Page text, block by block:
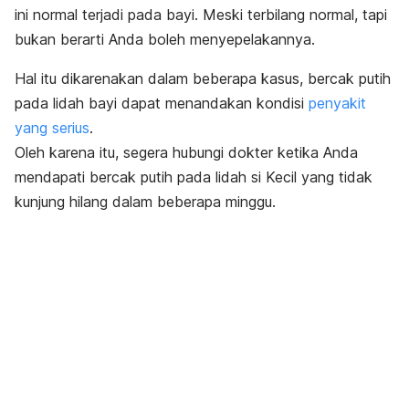
ini normal terjadi pada bayi. Meski terbilang normal, tapi
bukan berarti Anda boleh menyepelakannya.
Hal itu dikarenakan dalam beberapa kasus, bercak putih
pada lidah bayi dapat menandakan kondisi penyakit
yang serius.
Oleh karena itu, segera hubungi dokter ketika Anda
mendapati bercak putih pada lidah si Kecil yang tidak
kunjung hilang dalam beberapa minggu.